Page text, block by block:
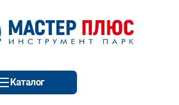
Каталог